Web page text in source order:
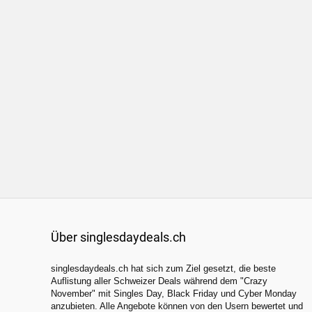
Über singlesdaydeals.ch
singlesdaydeals.ch hat sich zum Ziel gesetzt, die beste
Auflistung aller Schweizer Deals während dem "Crazy
November" mit Singles Day, Black Friday und Cyber Monday
anzubieten. Alle Angebote können von den Usern bewertet und